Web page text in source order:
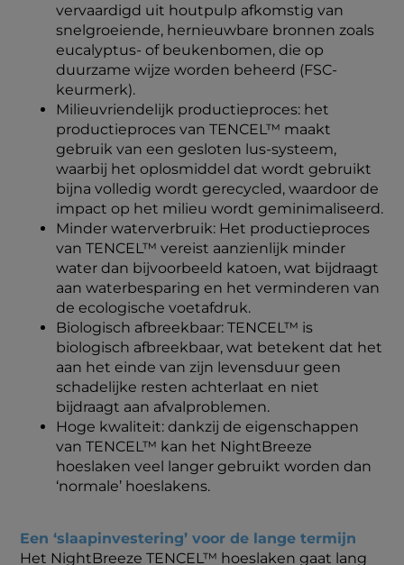
vervaardigd uit houtpulp afkomstig van
snelgroeiende, hernieuwbare bronnen zoals
eucalyptus- of beukenbomen, die op
duurzame wijze worden beheerd (FSC-
keurmerk).
Milieuvriendelijk productieproces: het
productieproces van TENCEL™ maakt
gebruik van een gesloten lus-systeem,
waarbij het oplosmiddel dat wordt gebruikt
bijna volledig wordt gerecycled, waardoor de
impact op het milieu wordt geminimaliseerd.
Minder waterverbruik: Het productieproces
van TENCEL™ vereist aanzienlijk minder
water dan bijvoorbeeld katoen, wat bijdraagt
aan waterbesparing en het verminderen van
de ecologische voetafdruk.
Biologisch afbreekbaar: TENCEL™ is
biologisch afbreekbaar, wat betekent dat het
aan het einde van zijn levensduur geen
schadelijke resten achterlaat en niet
bijdraagt aan afvalproblemen.
Hoge kwaliteit: dankzij de eigenschappen
van TENCEL™ kan het NightBreeze
hoeslaken veel langer gebruikt worden dan
‘normale’ hoeslakens.
Een ‘slaapinvestering’ voor de lange termijn
Het NightBreeze TENCEL™ hoeslaken gaat lang